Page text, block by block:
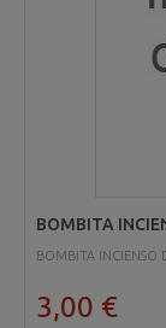
BOMBITA
BOMBITA INCIENSO
3,00 €